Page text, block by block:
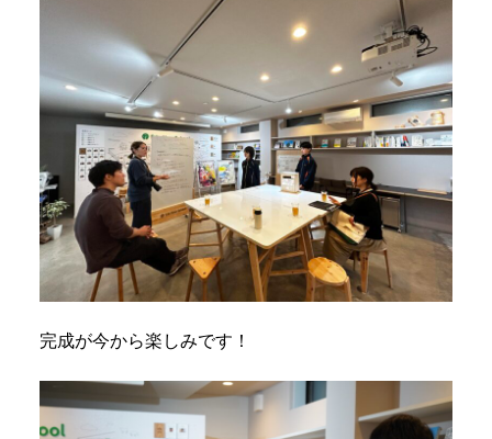
完成が今から楽しみです！